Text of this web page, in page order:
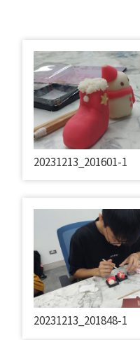
20231213_201601-1
20231213_201848-1